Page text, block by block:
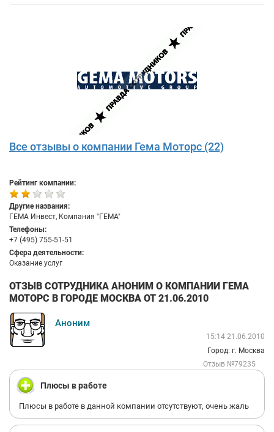
Все отзывы о компании Гема Моторс (22)
Рейтинг компании:
Другие названия:
ГЕМА Инвест, Компания "ГЕМА"
Телефоны:
+7 (495) 755-51-51
Сфера деятельности:
Оказание услуг
ОТЗЫВ СОТРУДНИКА АНОНИМ О КОМПАНИИ ГЕМА
МОТОРС В ГОРОДЕ МОСКВА ОТ 21.06.2010
Аноним
15:14 21.06.2010
Город: г. Москва
Отзыв №79235
Плюсы в работе
Плюсы в работе в данной компании отсутствуют, очень жаль